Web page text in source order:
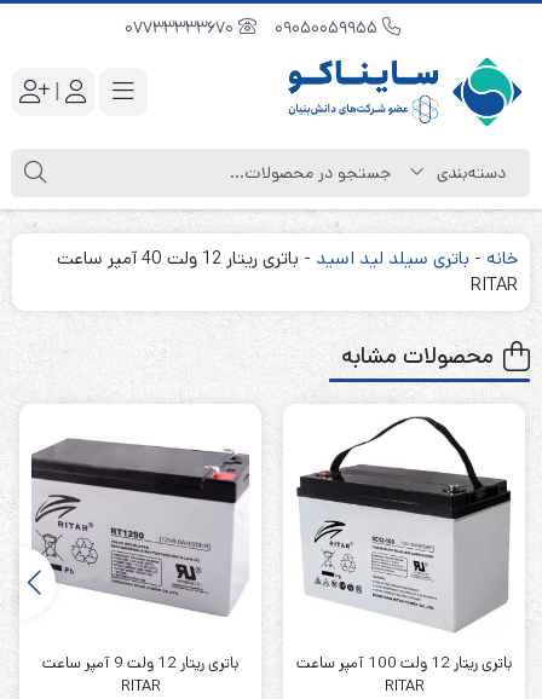
|
خانه - باتری سیلد لید اسید -
باتری ریتار 12 ولت 40 آمپر ساعت
RITAR
محصولات مشابه
باتری ریتار 12 ولت 100 آمپر ساعت
RITAR
باتری ریتار 12 ولت 9 آمپر ساعت
RITAR